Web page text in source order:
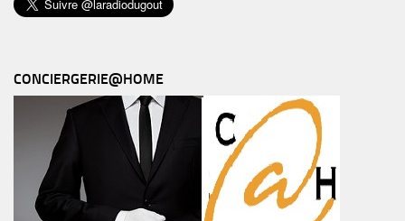
CONCIERGERIE@HOME